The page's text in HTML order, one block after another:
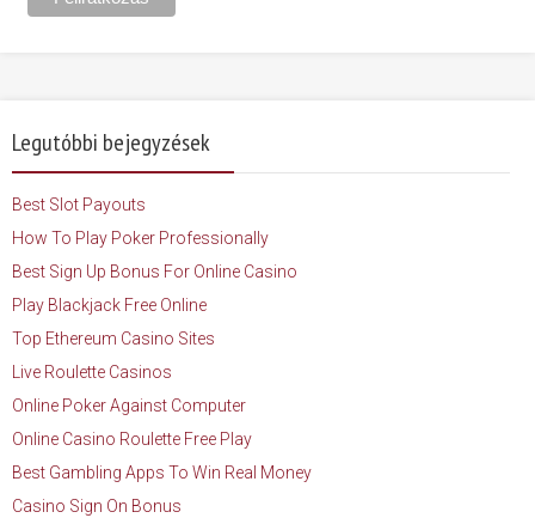
Legutóbbi bejegyzések
Best Slot Payouts
How To Play Poker Professionally
Best Sign Up Bonus For Online Casino
Play Blackjack Free Online
Top Ethereum Casino Sites
Live Roulette Casinos
Online Poker Against Computer
Online Casino Roulette Free Play
Best Gambling Apps To Win Real Money
Casino Sign On Bonus